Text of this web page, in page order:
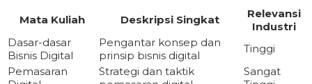
Mata Kuliah Deskripsi Singkat
Relevansi
Industri
Dasar-dasar
Bisnis Digital
Pengantar konsep dan
prinsip bisnis digital
Tinggi
Pemasaran
Strategi dan taktik
Sangat